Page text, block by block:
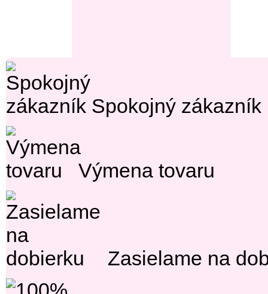
Spokojný zákazník
Výmena tovaru
Zasielame na